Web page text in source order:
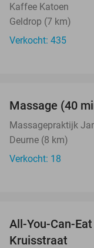
Kaffee Katoen
Geldrop (7 km)
Verkocht: 435
Massage (40
Massagepraktijk
Deurne (8 km)
Verkocht: 18
All-You-Can-
Kruisstraat